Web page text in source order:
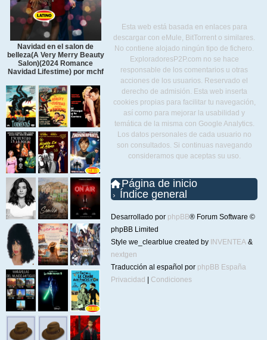
Navidad en el salon de
belleza(A Very Merry Beauty
Salon)(2024 Romance
Navidad Lifestime) por mchf
Esta web está basada en enlaces para
descargar con eMule, BitTorrent o similares.
No contiene alojado ningún tipo de fichero.
ExploradoresP2P.com no se hace
responsable de los comentarios u otras
acciones de los usuarios. Reservado el
derecho de admisión. Esta web inserta
cookies propias para facilitar tu navegación,
así como para mejorar la usabilidad y
temática de la misma con Google Analytics.
Los datos personales de cada usuario no
son consultados. Si continuas navegando
consideramos que aceptas su uso.
Página de inicio
Índice general
Desarrollado por phpBB® Forum Software ©
phpBB Limited
Style we_clearblue created by INVENTEA &
nextgen
Traducción al español por phpBB España
Privacidad
Condiciones